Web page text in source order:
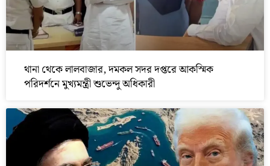
থানা থেকে লালবাজার, দমকল সদর দপ্তরে আকস্মিক
পরিদর্শনে মুখ্যমন্ত্রী শুভেন্দু অধিকারী